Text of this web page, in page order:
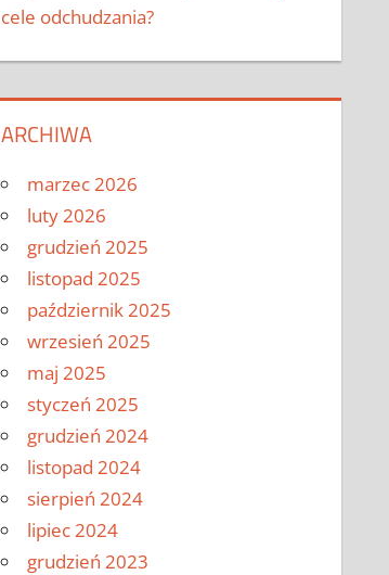
cele odchudzania?
ARCHIWA
marzec 2026
luty 2026
grudzień 2025
listopad 2025
październik 2025
wrzesień 2025
maj 2025
styczeń 2025
grudzień 2024
listopad 2024
sierpień 2024
lipiec 2024
grudzień 2023